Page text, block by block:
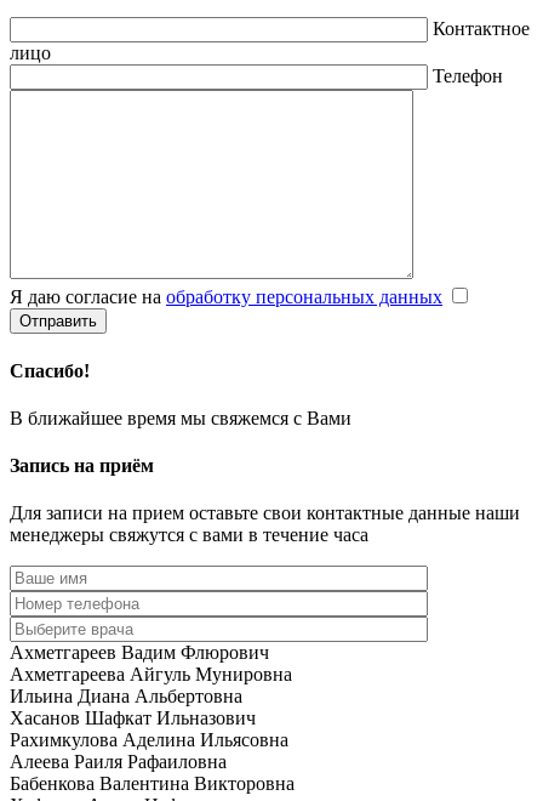
Контактное
лицо
Телефон
Я даю согласие на обработку персональных данных
Спасибо!
В ближайшее время мы свяжемся с Вами
Запись на приём
Для записи на прием оставьте свои контактные данные наши
менеджеры свяжутся с вами в течение часа
Ахметгареев Вадим Флюрович
Ахметгареева Айгуль Мунировна
Ильина Диана Альбертовна
Хасанов Шафкат Ильназович
Рахимкулова Аделина Ильясовна
Алеева Раиля Рафаиловна
Бабенкова Валентина Викторовна